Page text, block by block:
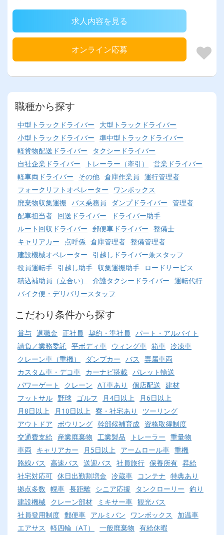
求人内容を見る
オンライン応募
職種から探す
中型トラックドライバー
大型トラックドライバー
小型トラックドライバー 準中型トラックドライバー
軽貨物配送ドライバー
タクシードライバー
自社企業ドライバー
トレーラー（牽引）
営業ドライバー
軽車両ドライバー
その他 倉庫作業員
運行管理者
フォークリフトオペレーター
ワンボックス
廃棄物収集運搬 バス乗務員 ダンプドライバー 管理者
配車担当者 回送ドライバー
ドライバー助手
ルート回収ドライバー 郵便車ドライバー 整備士
キャリアカー
点呼係 倉庫管理者 整備管理者
建設機械オペレーター
引越しドライバー兼スタッフ
役員運転手 引越し助手 収集運搬助手
ロードサービス
積込補助員（立合い）
介護タクシードライバー 運転代行
バイク便・デリバリースタッフ
こだわり条件から探す
賞与 退職金 正社員 契約・準社員
パート・アルバイト
請負／業務委託 平ボディ車 ウィング車 箱車 冷凍車
クレーン車（重機）
ダンプカー バス
専属車両
カスタム車・デコ車 カーナビ搭載 パレット輸送
パワーゲート
クレーン AT車あり 個店配送 建材
フットサル 野球 ゴルフ 月4日以上
月6日以上
月8日以上
月10日以上 寮・社宅あり
ツーリング
アウトドア
ボウリング 幹部候補育成 資格取得制度
交通費支給
産業廃棄物 工業製品 トレーラー 重量物
車両
キャリアカー 月5日以上 アームロール車 重機
路線バス
高速バス 送迎バス 社員旅行 保養所有 昇給
社宅対応可 休日出勤割増金 冷蔵車 コンテナ 特典あり
拠点多数 幌車 長距離 シニア応援 タンクローリー 釣り
建設機械 クレーン部材 ミキサー車 観光バス
社員登用制度 郵便車 アルミバン ワンボックス
加温車
エアサス
軽四輪（AT） 一般廃棄物 有給休暇